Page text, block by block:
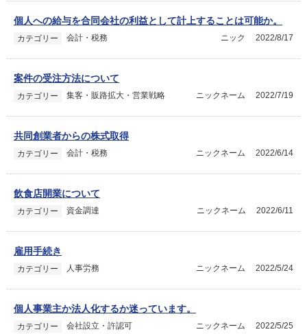
個人への給与を合同会社の利益として計上することは可能か。
カテゴリー 会計・税務 2022/8/17
ニック
案件の受注方法について
カテゴリー 集客・販路拡大・営業戦略 2022/7/19
ニックネーム
共同創業者からの株式取得
カテゴリー 会計・税務 2022/6/14
ニックネーム
飲食店開業について
カテゴリー 資金調達 2022/6/11
ニックネーム
雇用手続き
カテゴリー 人事労務 2022/5/24
ニックネーム
個人事業主か法人化するか迷っています。
カテゴリー 会社設立・許認可 2022/5/25
ニックネーム